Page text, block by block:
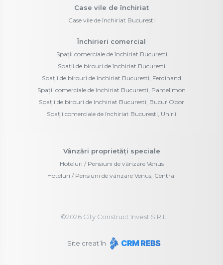
Case vile de închiriat
Case vile de închiriat Bucuresti
Închirieri comercial
Spații comerciale de închiriat Bucuresti
Spații de birouri de închiriat Bucuresti
Spații de birouri de închiriat Bucuresti, Ferdinand
Spații comerciale de închiriat Bucuresti, Pantelimon
Spații de birouri de închiriat Bucuresti, Bucur Obor
Spații comerciale de închiriat Bucuresti, Unirii
Vânzări proprietăți speciale
Hoteluri / Pensiuni de vânzare Venus
Hoteluri / Pensiuni de vânzare Venus, Central
©2026City Construct Invest S.R.L.
Site creat în